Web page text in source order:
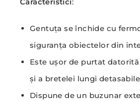
Gentuța se închide cu
siguranța obiectelor din
Este ușor de purtat
și a bretelei lungi
Dispune de un buzunar